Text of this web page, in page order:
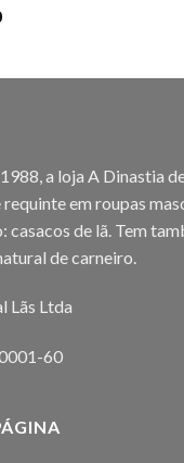
a loja A Dinastia
em roupas
casacos de lã. Tem
de carneiro.
Lãs Ltda
60